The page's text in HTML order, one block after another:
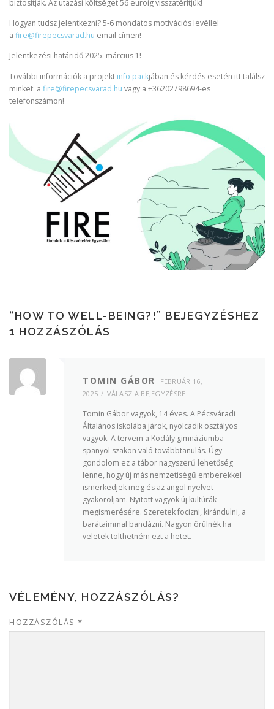
biztosítják. Az utazási költséget 56 euroig visszatérítjük!
Hogyan tudsz jelentkezni? 5-6 mondatos motivációs levéllel
a fire@firepecsvarad.hu email címen!
Jelentkezési határidő 2025. március 1!
További információk a projekt info packjában és kérdés esetén itt találsz
minket: a fire@firepecsvarad.hu vagy a +36202798694-es
telefonszámon!
“HOW TO WELL-BEING?!” BEJEGYZÉSHEZ
1 HOZZÁSZÓLÁS
TOMIN GÁBOR
FEBRUÁR 16,
2025
VÁLASZ A BEJEGYZÉSRE
Tomin Gábor vagyok, 14 éves. A Pécsváradi
Általános iskolába járok, nyolcadik osztályos
vagyok. A tervem a Kodály gimnáziumba
spanyol szakon való továbbtanulás. Úgy
gondolom ez a tábor nagyszerű lehetőség
lenne, hogy új más nemzetiségű emberekkel
ismerkedjek meg és az angol nyelvet
gyakoroljam. Nyitott vagyok új kultúrák
megismerésére. Szeretek focizni, kirándulni, a
barátaimmal bandázni. Nagyon örülnék ha
veletek tölthetném ezt a hetet.
VÉLEMÉNY, HOZZÁSZÓLÁS?
HOZZÁSZÓLÁS *